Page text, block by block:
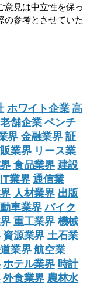
意見は中立性を保っ
の参考とさせていた
ホワイト企業 高
老舗企業 ベンチ
界 金融業界 証
業界 リース業
食品業界 建設
IT業界 通信業
人材業界 出版
車業界 バイク
重工業界 機械
資源業界 土石業
業界 航空業
ホテル業界 時計
外食業界 農林水